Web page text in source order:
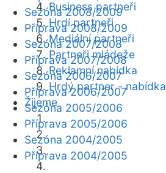
Business partneři
Hrdí partneři
Mediální partneři
Partneři mládeže
Reklamní nabídka
Hrdý partner - nabídka
Žijeme
Sezóna 2008/2009
Příprava 2008/2009
Sezóna 2007/2008
Příprava 2007/2008
Sezóna 2006/2007
Příprava 2006/2007
Sezóna 2005/2006
Příprava 2005/2006
Sezóna 2004/2005
Příprava 2004/2005